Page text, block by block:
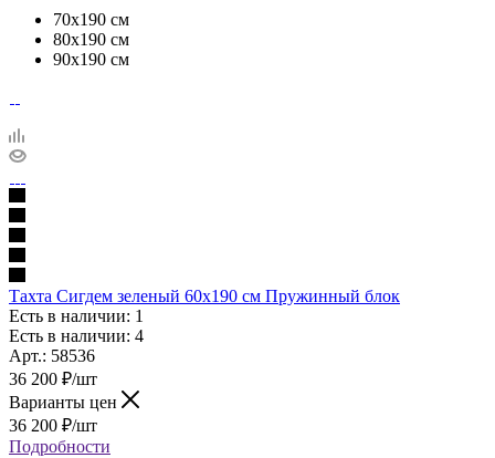
70х190 см
80х190 см
90х190 см
Тахта Сигдем зеленый 60х190 см Пружинный блок
Есть в наличии: 1
Есть в наличии: 4
Арт.: 58536
36 200 ₽/шт
Варианты цен
36 200 ₽/шт
Подробности